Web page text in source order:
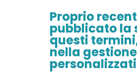
Proprio
pubblicato la
questi
nella